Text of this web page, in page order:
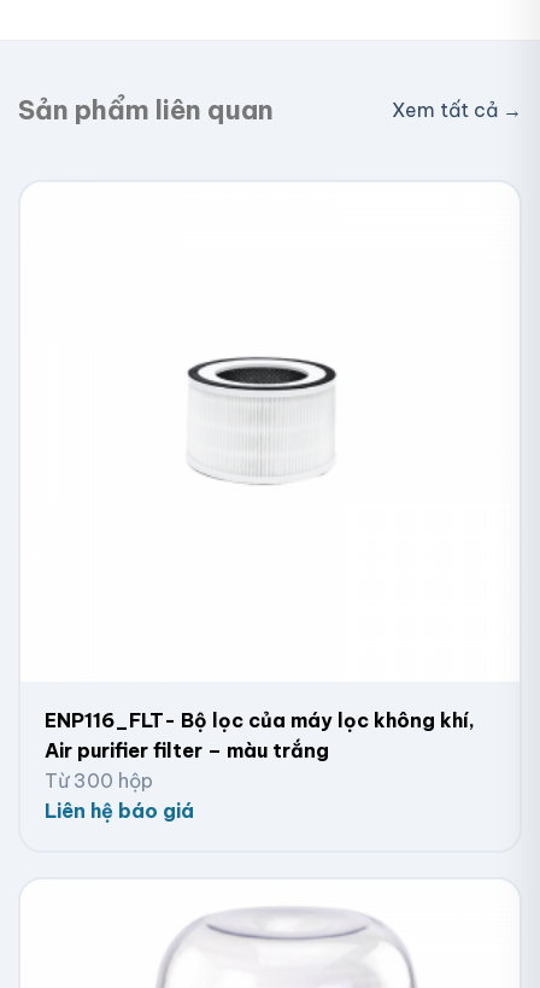
Sản phẩm liên quan Xem tất cả →
ENP116_FLT- Bộ lọc của máy lọc không khí,
Air purifier filter – màu trắng
Từ 300 hộp
Liên hệ báo giá